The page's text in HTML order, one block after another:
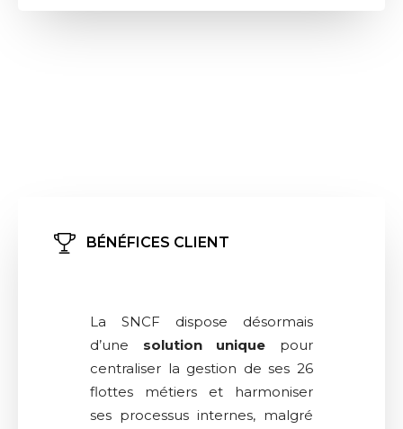
BÉNÉFICES CLIENT
La SNCF dispose désormais
d’une solution unique pour
centraliser la gestion de ses 26
flottes métiers et harmoniser
ses processus internes, malgré